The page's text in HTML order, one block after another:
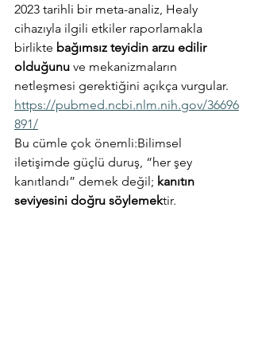
2023 tarihli bir meta-analiz, Healy
cihazıyla ilgili etkiler raporlamakla
birlikte bağımsız teyidin arzu edilir
olduğunu ve mekanizmaların
netleşmesi gerektiğini açıkça vurgular.
https://pubmed.ncbi.nlm.nih.gov/36696
891/
Bu cümle çok önemli:Bilimsel
iletişimde güçlü duruş, “her şey
kanıtlandı” demek değil; kanıtın
seviyesini doğru söylemektir.